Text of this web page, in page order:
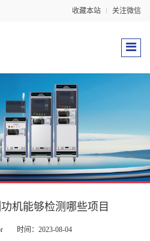
收藏本站 关注微信
机能够检测哪些项目
时间：2023-08-04